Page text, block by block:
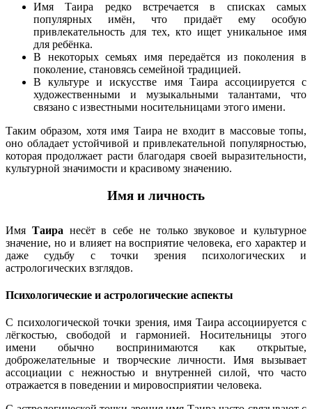
Имя Таира редко встречается в списках самых
популярных имён, что придаёт ему особую
привлекательность для тех, кто ищет уникальное имя
для ребёнка.
В некоторых семьях имя передаётся из поколения в
поколение, становясь семейной традицией.
В культуре и искусстве имя Таира ассоциируется с
художественными и музыкальными талантами, что
связано с известными носительницами этого имени.
Таким образом, хотя имя Таира не входит в массовые топы,
оно обладает устойчивой и привлекательной популярностью,
которая продолжает расти благодаря своей выразительности,
культурной значимости и красивому значению.
Имя и личность
Имя Таира несёт в себе не только звуковое и культурное
значение, но и влияет на восприятие человека, его характер и
даже судьбу с точки зрения психологических и
астрологических взглядов.
Психологические и астрологические аспекты
С психологической точки зрения, имя Таира ассоциируется с
лёгкостью, свободой и гармонией. Носительницы этого
имени обычно воспринимаются как открытые,
доброжелательные и творческие личности. Имя вызывает
ассоциации с нежностью и внутренней силой, что часто
отражается в поведении и мировосприятии человека.